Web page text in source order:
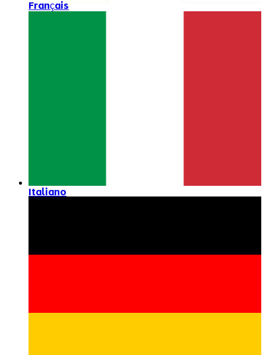
Français
Italiano